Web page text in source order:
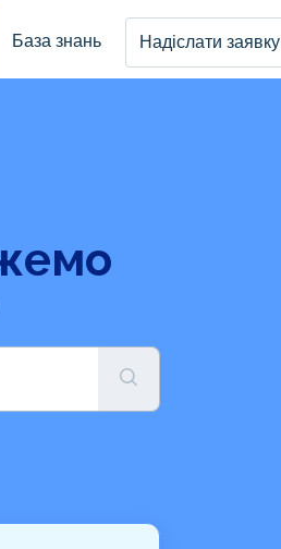
База знань Надіслати заявку